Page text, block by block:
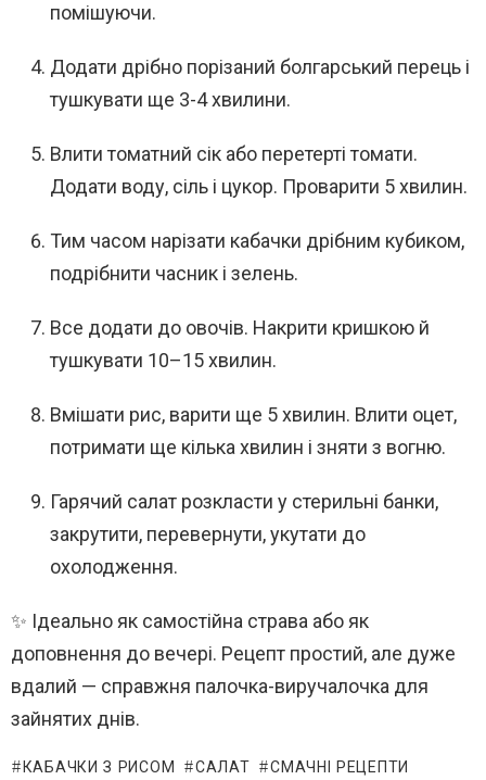
помішуючи.
Додати дрібно порізаний болгарський перець і
тушкувати ще 3-4 хвилини.
Влити томатний сік або перетерті томати.
Додати воду, сіль і цукор. Проварити 5 хвилин.
Тим часом нарізати кабачки дрібним кубиком,
подрібнити часник і зелень.
Все додати до овочів. Накрити кришкою й
тушкувати 10–15 хвилин.
Вмішати рис, варити ще 5 хвилин. Влити оцет,
потримати ще кілька хвилин і зняти з вогню.
Гарячий салат розкласти у стерильні банки,
закрутити, перевернути, укутати до
охолодження.
✨ Ідеально як самостійна страва або як
доповнення до вечері. Рецепт простий, але дуже
вдалий — справжня палочка-виручалочка для
зайнятих днів.
КАБАЧКИ З РИСОМ САЛАТ СМАЧНІ РЕЦЕПТИ